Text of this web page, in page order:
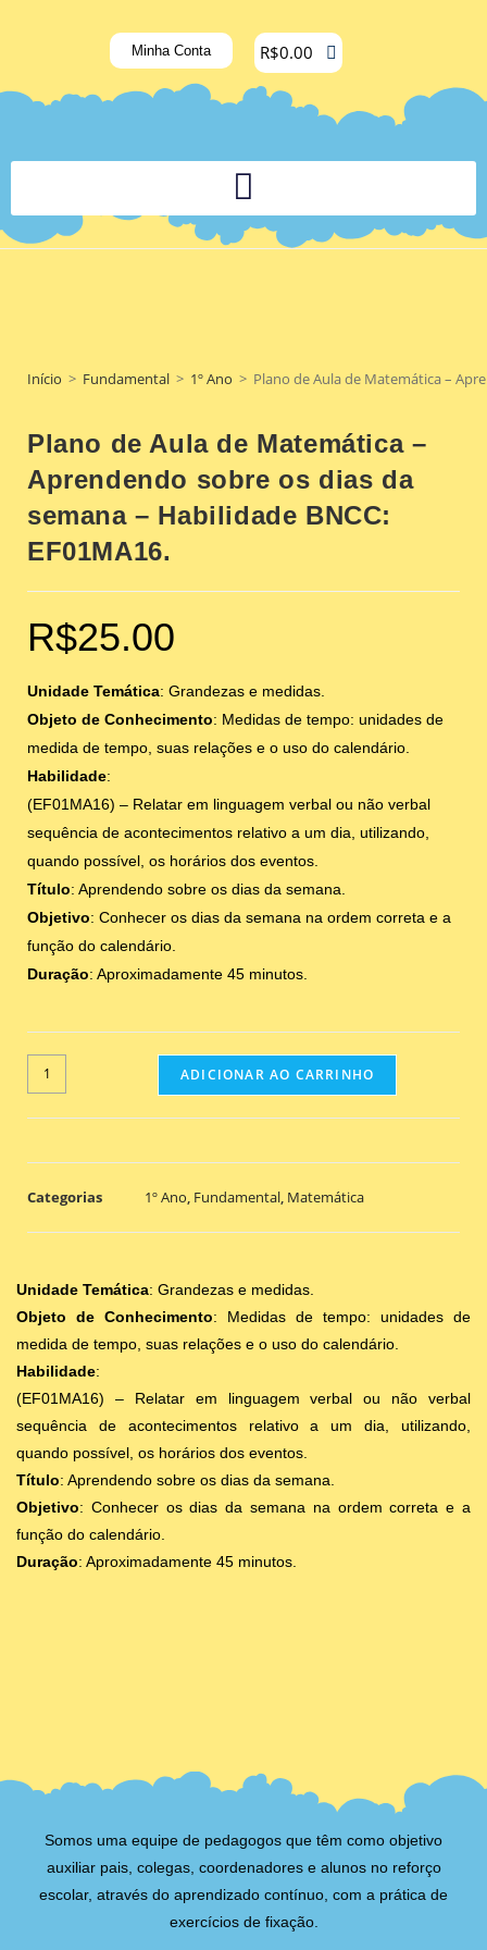
Minha Conta R$0.00
Início > Fundamental > 1º Ano > Plano de Aula de Matemática –
Plano de Aula de Matemática –
Aprendendo sobre os dias da
semana – Habilidade BNCC:
EF01MA16.
R$25.00
Unidade Temática: Grandezas e medidas.
Objeto de Conhecimento: Medidas de tempo: unidades de
medida de tempo, suas relações e o uso do calendário.
Habilidade:
(EF01MA16) – Relatar em linguagem verbal ou não verbal
sequência de acontecimentos relativo a um dia, utilizando,
quando possível, os horários dos eventos.
Título: Aprendendo sobre os dias da semana.
Objetivo: Conhecer os dias da semana na ordem correta e a
função do calendário.
Duração: Aproximadamente 45 minutos.
ADICIONAR AO CARRINHO
Categorias 1º Ano Fundamental Matemática
Unidade Temática: Grandezas e medidas.
Objeto de Conhecimento: Medidas de tempo: unidades de
medida de tempo, suas relações e o uso do calendário.
Habilidade:
(EF01MA16) – Relatar em linguagem verbal ou não verbal
sequência de acontecimentos relativo a um dia, utilizando,
quando possível, os horários dos eventos.
Título: Aprendendo sobre os dias da semana.
Objetivo: Conhecer os dias da semana na ordem correta e a
função do calendário.
Duração: Aproximadamente 45 minutos.
Somos uma equipe de pedagogos que têm como objetivo
auxiliar pais, colegas, coordenadores e alunos no reforço
escolar, através do aprendizado contínuo, com a prática de
exercícios de fixação.